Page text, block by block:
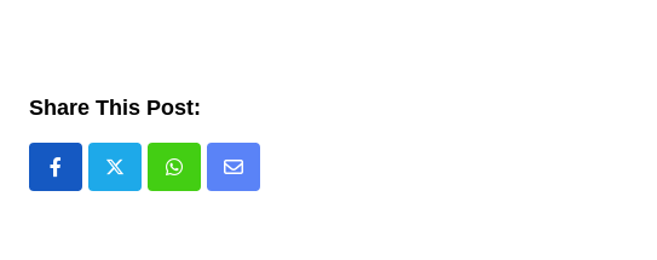
Share This Post:
WhatsappComparte